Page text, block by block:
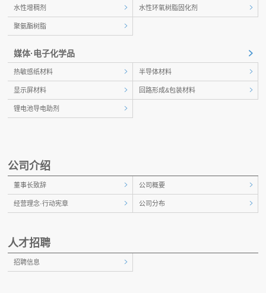
水性增稠剂 水性环氧树脂固化剂
聚氨酯树脂
媒体·电子化学品
热敏感纸材料 半导体材料
显示屏材料 回路形成&包装材料
锂电池导电助剂
公司介绍
董事长致辞 公司概要
经营理念·行动宪章 公司分布
人才招聘
招聘信息